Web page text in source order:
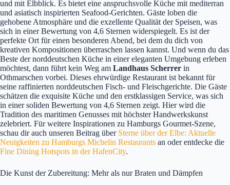
und mit Elbblick. Es bietet eine anspruchsvolle Küche mit mediterran
und asiatisch inspirierten Seafood-Gerichten. Gäste loben die
gehobene Atmosphäre und die exzellente Qualität der Speisen, was
sich in einer Bewertung von 4,6 Sternen widerspiegelt. Es ist der
perfekte Ort für einen besonderen Abend, bei dem du dich von
kreativen Kompositionen überraschen lassen kannst. Und wenn du das
Beste der norddeutschen Küche in einer eleganten Umgebung erleben
möchtest, dann führt kein Weg am Landhaus Scherrer in
Othmarschen vorbei. Dieses ehrwürdige Restaurant ist bekannt für
seine raffinierten norddeutschen Fisch- und Fleischgerichte. Die Gäste
schätzen die exquisite Küche und den erstklassigen Service, was sich
in einer soliden Bewertung von 4,6 Sternen zeigt. Hier wird die
Tradition des maritimen Genusses mit höchster Handwerkskunst
zelebriert. Für weitere Inspirationen zu Hamburgs Gourmet-Szene,
schau dir auch unseren Beitrag über Sterne über der Elbe: Aktuelle
Neuigkeiten zu Hamburgs Michelin Restaurants an oder entdecke die
Fine Dining Hotspots in der HafenCity.
Die Kunst der Zubereitung: Mehr als nur Braten und Dämpfen